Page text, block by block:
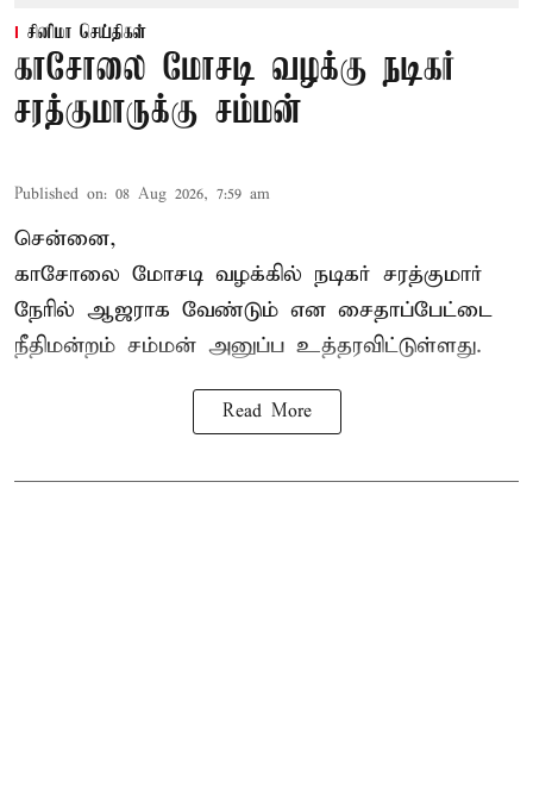
சினிமா செய்திகள்
காசோலை மோசடி வழக்கு நடிகர்
சரத்குமாருக்கு சம்மன்
Published on: 08 Aug 2026, 7:59 am
சென்னை,
காசோலை மோசடி வழக்கில் நடிகர் சரத்குமார்
நேரில் ஆஜராக வேண்டும் என சைதாப்பேட்டை
நீதிமன்றம் சம்மன் அனுப்ப உத்தரவிட்டுள்ளது.
Read More